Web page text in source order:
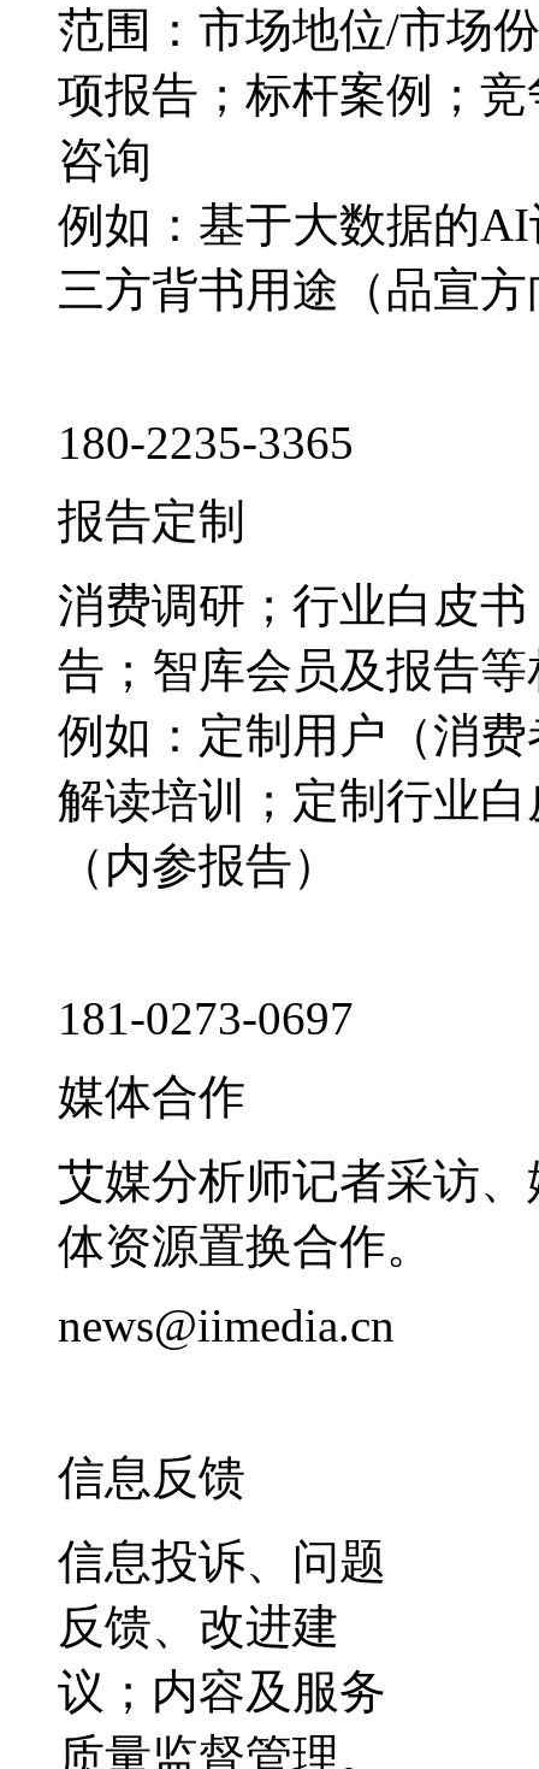
范围：市场地位/市场
项报告；标杆案例；
咨询
例如：基于大数据的
三方背书用途（品宣
180-2235-3365
报告定制
消费调研；行业白皮
告；智库会员及报告
例如：定制用户（消
解读培训；定制行业
（内参报告）
181-0273-0697
媒体合作
艾媒分析师记者采访
体资源置换合作。
news@iimedia.cn
信息反馈
信息投诉、问题
反馈、改进建
议；内容及服务
质量监督管理。